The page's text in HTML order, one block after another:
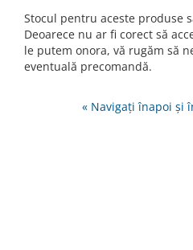
Stocul pentru aceste produse
Deoarece nu ar fi corect să
le putem onora, vă rugăm să
eventuală precomandă.
« Navigați înapoi și